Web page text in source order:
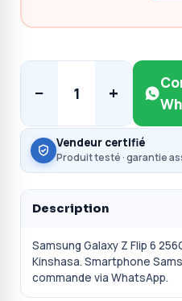
− 1 +
Vendeur certifié
Produit testé · garantie
Description
Samsung Galaxy Z Flip 6
Kinshasa. Smartphone
commande via WhatsApp.